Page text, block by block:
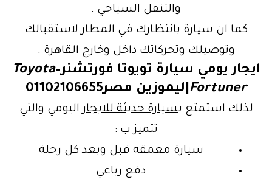
والتنقل السياحي .
كما ان سيارة بانتظارك في المطار لاستقبالك
وتوصيلك وتحركاتك داخل وخارج القاهرة .
ايجار يومي سيارة تويوتا فورتشنر–Toyota
Fortuner |ليموزين مصر01102106655
لذلك استمتع بسيارة حديثة للايجار اليومي والتي
تتميز ب :
سيارة معمقه قبل وبعد كل رحلة
دفع رباعي